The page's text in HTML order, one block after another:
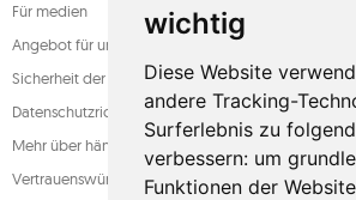
wichtig
Diese Website
andere Tracking-
Surferlebnis zu
verbessern: um
Funktionen der
Für medien
Angebot für unternehmen
Sicherheit der zahlung
Datenschutzrichtlinie
Mehr über hängematten
Vertrauenswürdiger laden